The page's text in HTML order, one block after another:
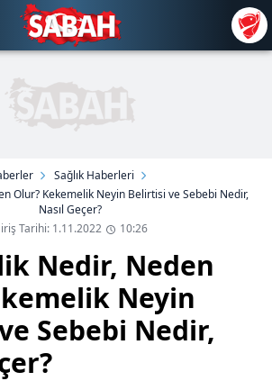
Sağlık Haberleri
Olur? Kekemelik Neyin Belirtisi ve Sebebi Nedir,
Nasıl Geçer?
Tarihi: 1.11.2022
10:26
Nedir, Neden
Neyin
Sebebi Nedir,